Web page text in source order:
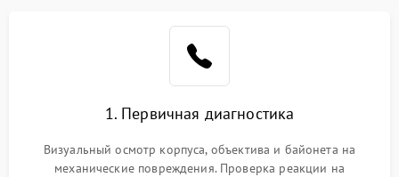
1. Первичная диагностика
Визуальный осмотр корпуса, объектива и байонета на
механические повреждения. Проверка реакции на